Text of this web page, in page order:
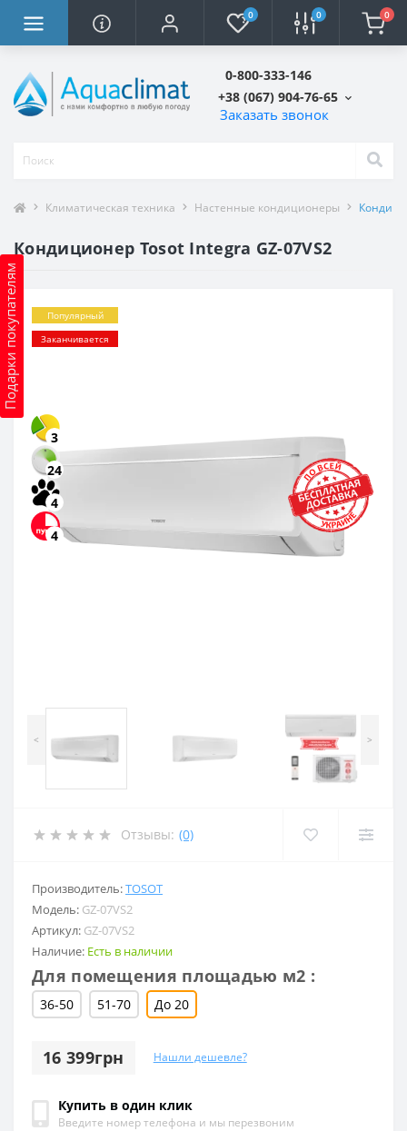
0 0 0
0-800-333-146
+38 (067) 904-76-65
Заказать звонок
Подарки покупателям
Климатическая техника Настенные кондиционеры
Кондиционер Tosot Integra GZ-07VS2
Популярный
Заканчивается
3
24
4
4
< >
Отзывы: (0)
Производитель:TOSOT
Модель: GZ-07VS2
Артикул: GZ-07VS2
Наличие: Есть в наличии
Для помещения площадью м2 :
36-50 51-70 До 20
16 399грн Нашли дешевле?
Купить в один клик
Введите номер телефона и мы перезвоним